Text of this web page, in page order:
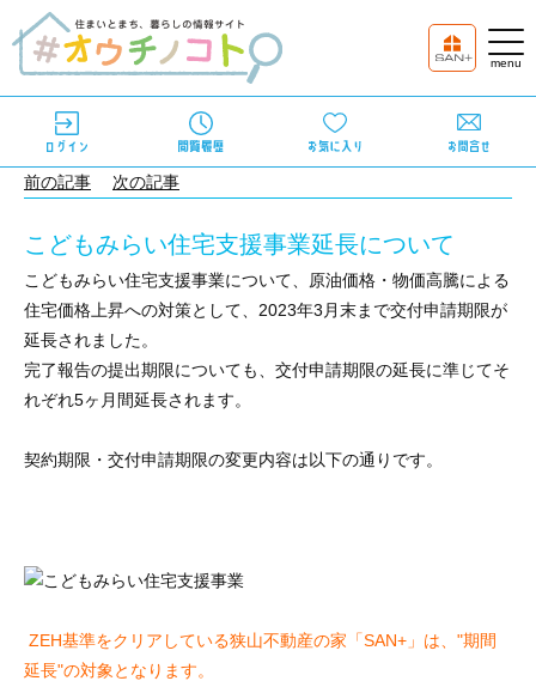
前の記事 次の記事
こどもみらい住宅支援事業延長について
こどもみらい住宅支援事業について、原油価格・物価高騰による
住宅価格上昇への対策として、2023年3月末まで交付申請期限が
延長されました。
完了報告の提出期限についても、交付申請期限の延長に準じてそ
れぞれ5ヶ月間延長されます。
契約期限・交付申請期限の変更内容は以下の通りです。
ZEH基準をクリアしている狭山不動産の家「SAN+」は、"期間
延長"の対象となります。